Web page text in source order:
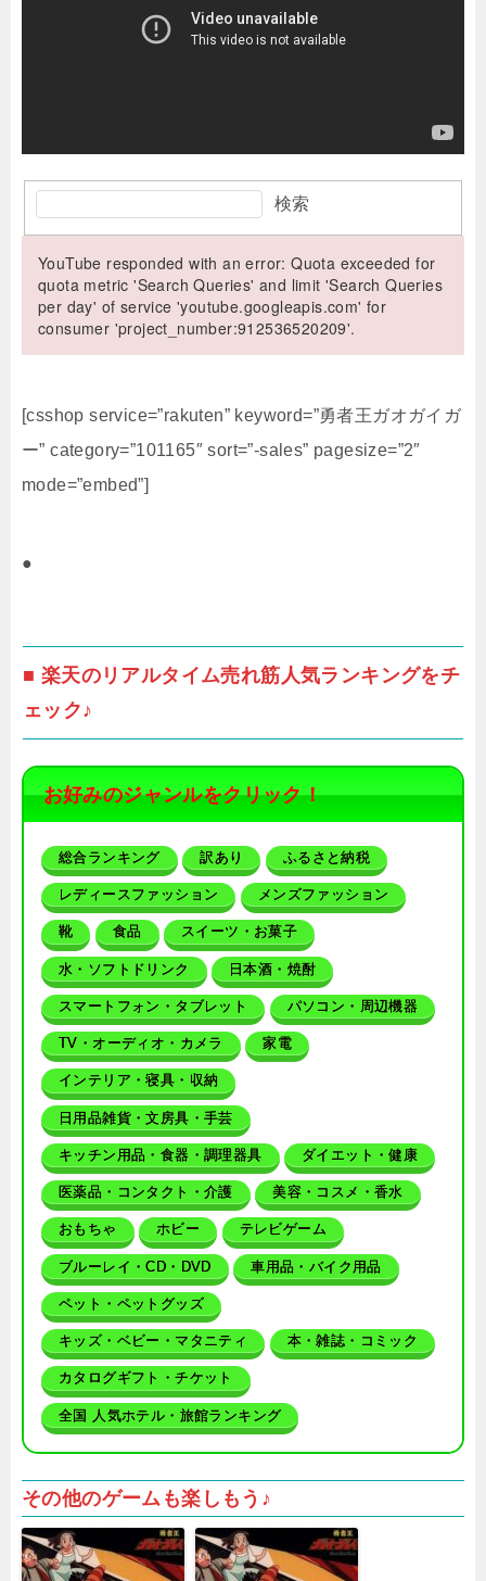
検索
YouTube responded with an error: Quota exceeded for
quota metric 'Search Queries' and limit 'Search Queries
per day' of service 'youtube.googleapis.com' for
consumer 'project_number:912536520209'.
[csshop service=”rakuten” keyword=”勇者王ガオガイガ
ー” category=”101165″ sort=”-sales” pagesize=”2″
mode=”embed”]
●
■ 楽天のリアルタイム売れ筋人気ランキングをチ
ェック♪
お好みのジャンルをクリック！
総合ランキング 訳あり ふるさと納税
レディースファッション メンズファッション
靴 食品 スイーツ・お菓子
水・ソフトドリンク 日本酒・焼酎
スマートフォン・タブレット パソコン・周辺機器
TV・オーディオ・カメラ 家電
インテリア・寝具・収納
日用品雑貨・文房具・手芸
キッチン用品・食器・調理器具 ダイエット・健康
医薬品・コンタクト・介護 美容・コスメ・香水
おもちゃ ホビー テレビゲーム
ブルーレイ・CD・DVD 車用品・バイク用品
ペット・ペットグッズ
キッズ・ベビー・マタニティ 本・雑誌・コミック
カタログギフト・チケット
全国 人気ホテル・旅館ランキング
その他のゲームも楽しもう♪